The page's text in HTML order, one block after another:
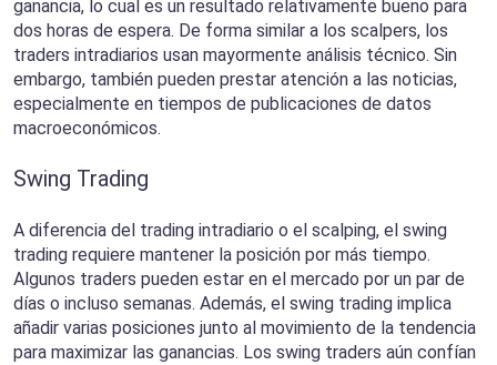
ganancia, lo cual es un resultado relativamente bueno para
dos horas de espera. De forma similar a los scalpers, los
traders intradiarios usan mayormente análisis técnico. Sin
embargo, también pueden prestar atención a las noticias,
especialmente en tiempos de publicaciones de datos
macroeconómicos.
Swing Trading
A diferencia del trading intradiario o el scalping, el swing
trading requiere mantener la posición por más tiempo.
Algunos traders pueden estar en el mercado por un par de
días o incluso semanas. Además, el swing trading implica
añadir varias posiciones junto al movimiento de la tendencia
para maximizar las ganancias. Los swing traders aún confían